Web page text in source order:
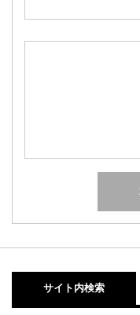
サイト内検索